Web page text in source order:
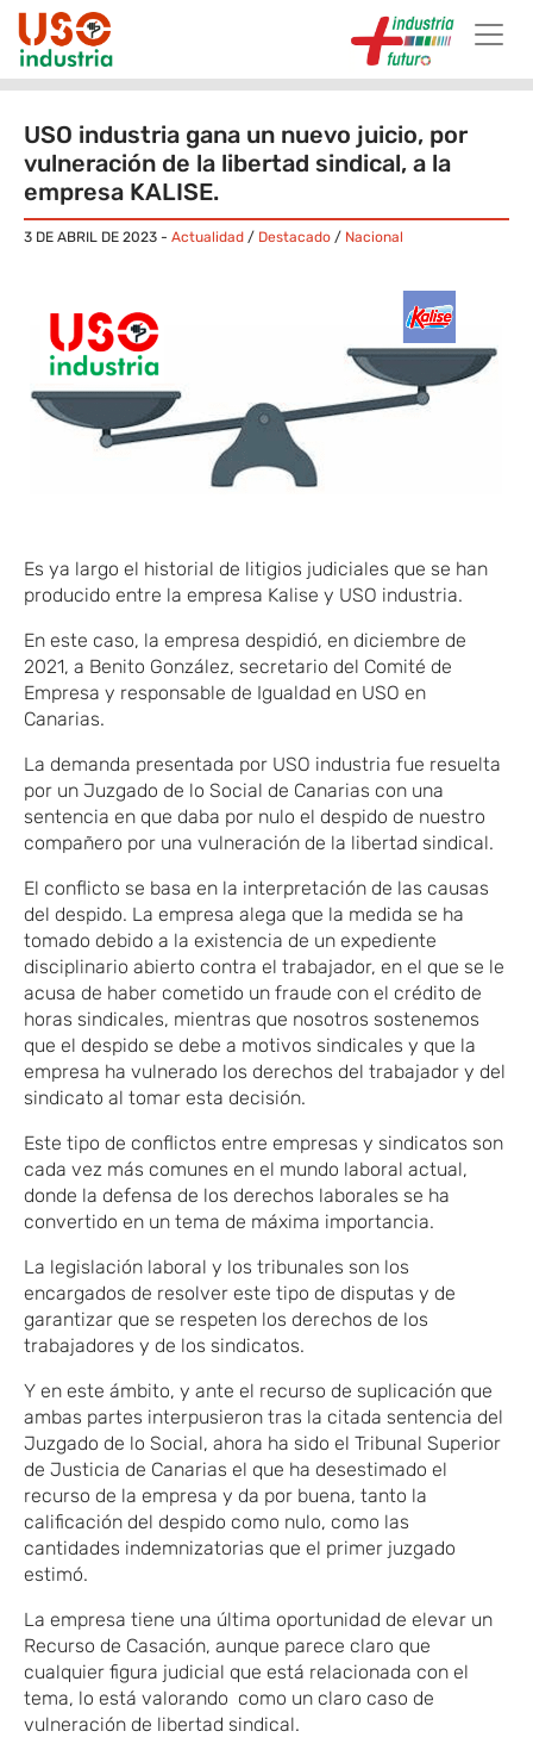
Skip to main content
USO industria gana un nuevo juicio, por
vulneración de la libertad sindical, a la
empresa KALISE.
3 DE ABRIL DE 2023 - Actualidad / Destacado / Nacional
Es ya largo el historial de litigios judiciales que se han
producido entre la empresa Kalise y USO industria.
En este caso, la empresa despidió, en diciembre de
2021, a Benito González, secretario del Comité de
Empresa y responsable de Igualdad en USO en
Canarias.
La demanda presentada por USO industria fue resuelta
por un Juzgado de lo Social de Canarias con una
sentencia en que daba por nulo el despido de nuestro
compañero por una vulneración de la libertad sindical.
El conflicto se basa en la interpretación de las causas
del despido. La empresa alega que la medida se ha
tomado debido a la existencia de un expediente
disciplinario abierto contra el trabajador, en el que se le
acusa de haber cometido un fraude con el crédito de
horas sindicales, mientras que nosotros sostenemos
que el despido se debe a motivos sindicales y que la
empresa ha vulnerado los derechos del trabajador y del
sindicato al tomar esta decisión.
Este tipo de conflictos entre empresas y sindicatos son
cada vez más comunes en el mundo laboral actual,
donde la defensa de los derechos laborales se ha
convertido en un tema de máxima importancia.
La legislación laboral y los tribunales son los
encargados de resolver este tipo de disputas y de
garantizar que se respeten los derechos de los
trabajadores y de los sindicatos.
Y en este ámbito, y ante el recurso de suplicación que
ambas partes interpusieron tras la citada sentencia del
Juzgado de lo Social, ahora ha sido el Tribunal Superior
de Justicia de Canarias el que ha desestimado el
recurso de la empresa y da por buena, tanto la
calificación del despido como nulo, como las
cantidades indemnizatorias que el primer juzgado
estimó.
La empresa tiene una última oportunidad de elevar un
Recurso de Casación, aunque parece claro que
cualquier figura judicial que está relacionada con el
tema, lo está valorando como un claro caso de
vulneración de libertad sindical.